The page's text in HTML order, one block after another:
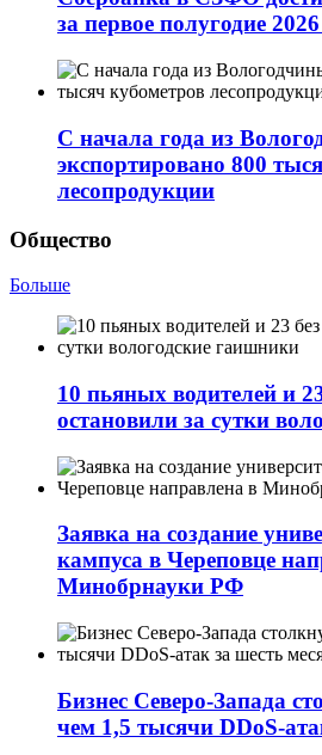
за первое полугодие
С начала года из
экспортировано 800
лесопродукции
Общество
Больше
10 пьяных водителей и
остановили за сутки
Заявка на создание
кампуса в Череповце
Минобрнауки РФ
Бизнес Северо-Запада
чем 1,5 тысячи DDoS-